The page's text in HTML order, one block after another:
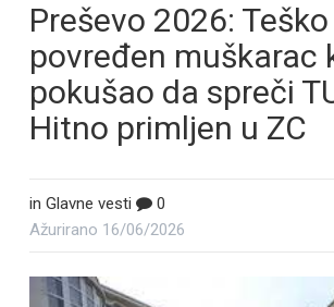
Preševo 2026: Teško
povređen muškarac
pokušao da spreči
Hitno primljen u ZC
in Glavne vesti
0
Ažurirano 16/06/2026